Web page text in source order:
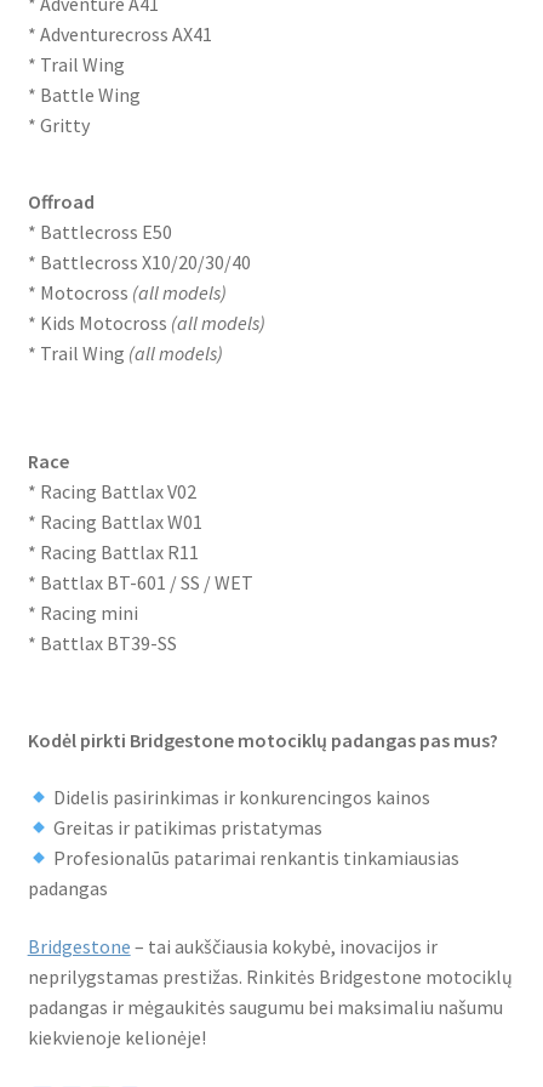
* Adventurecross AX41
* Trail Wing
* Battle Wing
* Gritty
Offroad
* Battlecross E50
* Battlecross X10/20/30/40
* Motocross (all models)
* Kids Motocross (all models)
* Trail Wing (all models)
Race
* Racing Battlax V02
* Racing Battlax W01
* Racing Battlax R11
* Battlax BT-601 / SS / WET
* Racing mini
* Battlax BT39-SS
Kodėl pirkti Bridgestone motociklų padangas pas mus?
Didelis pasirinkimas ir konkurencingos kainos
Greitas ir patikimas pristatymas
Profesionalūs patarimai renkantis tinkamiausias
padangas
Bridgestone – tai aukščiausia kokybė, inovacijos ir
neprilygstamas prestižas. Rinkitės Bridgestone motociklų
padangas ir mėgaukitės saugumu bei maksimaliu našumu
kiekvienoje kelionėje!